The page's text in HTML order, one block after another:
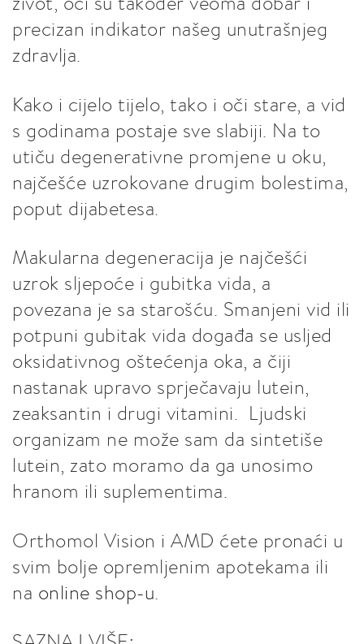
precizan indikator našeg unutrašnjeg
zdravlja.
Kako i cijelo tijelo, tako i oči stare, a vid
s godinama postaje sve slabiji. Na to
utiču degenerativne promjene u oku,
najčešće uzrokovane drugim bolestima,
poput dijabetesa.
Makularna degeneracija je najčešći
uzrok sljepoće i gubitka vida, a
povezana je sa starošću. Smanjeni vid ili
potpuni gubitak vida događa se usljed
oksidativnog oštećenja oka, a čiji
nastanak upravo sprječavaju lutein,
zeaksantin i drugi vitamini. Ljudski
organizam ne može sam da sintetiše
lutein, zato moramo da ga unosimo
hranom ili suplementima.
Orthomol Vision i AMD ćete pronaći u
svim bolje opremljenim apotekama ili
na online shop-u.